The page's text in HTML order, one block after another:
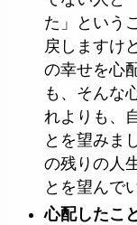
た」という
戻しますけ
の幸せを心
も、そんな
れよりも、
とを望みま
の残りの人
とを望んで
心配したこ